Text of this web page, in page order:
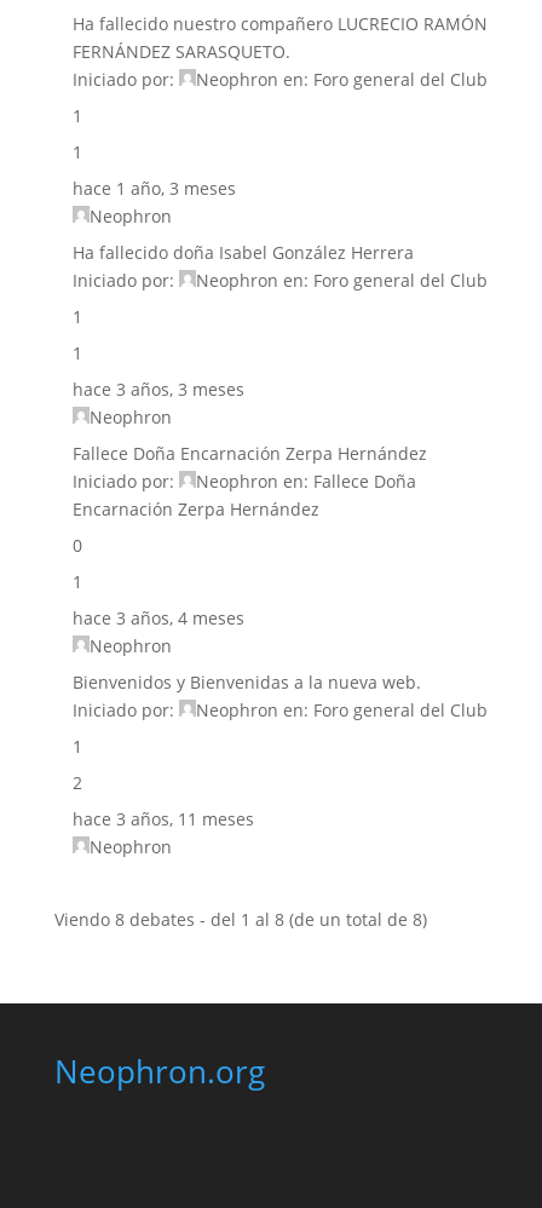
Ha fallecido nuestro compañero LUCRECIO RAMÓN
FERNÁNDEZ SARASQUETO.
Iniciado por:
Neophron en: Foro general del Club
1
1
hace 1 año, 3 meses
Neophron
Ha fallecido doña Isabel González Herrera
Iniciado por:
Neophron en: Foro general del Club
1
1
hace 3 años, 3 meses
Neophron
Fallece Doña Encarnación Zerpa Hernández
Iniciado por:
Neophron en: Fallece Doña
Encarnación Zerpa Hernández
0
1
hace 3 años, 4 meses
Neophron
Bienvenidos y Bienvenidas a la nueva web.
Iniciado por:
Neophron en: Foro general del Club
1
2
hace 3 años, 11 meses
Neophron
Viendo 8 debates - del 1 al 8 (de un total de 8)
Neophron.org